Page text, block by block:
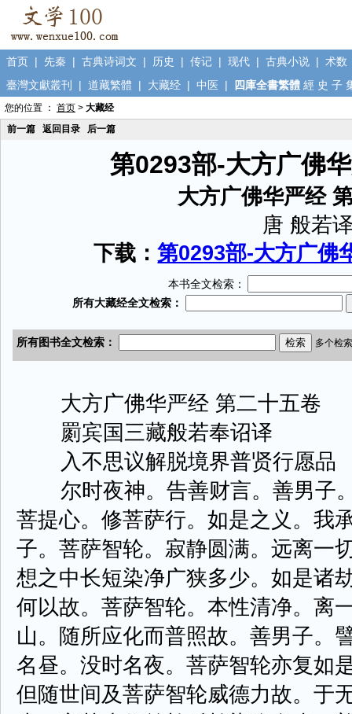
首页 | 先秦 | 古典诗词文 | 历史 | 传记 | 现代 | 古典小说 | 术数
臺灣文獻叢刊
| 道藏繁體 | 大藏经 | 中医 | 四庫全書繁體 經 史 子
您的位置 ： 首页 > 大藏经
前一篇
返回目录 后一篇
第0293部-大方广佛
大方广佛华严经
唐 般若
下载：第0293部-大方广佛
本书全文检索：
大方广佛华严经 第二十五卷
罽宾国三藏般若奉诏译
入不思议解脱境界普贤行愿品
尔时夜神。告善财言。善男子
菩提心。修菩萨行。如是之义。我
子。菩萨智轮。寂静圆满。远离一
想之中长短染净广狭多少。如是诸
何以故。菩萨智轮。本性清净。离
山。随所应化而普照故。善男子。
名昼。没时名夜。菩萨智轮亦复如
但随世间及菩萨智轮威德力故。于